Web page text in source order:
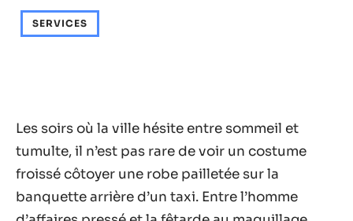
SERVICES
Les soirs où la ville hésite entre sommeil et
tumulte, il n’est pas rare de voir un costume
froissé côtoyer une robe pailletée sur la
banquette arrière d’un taxi. Entre l’homme